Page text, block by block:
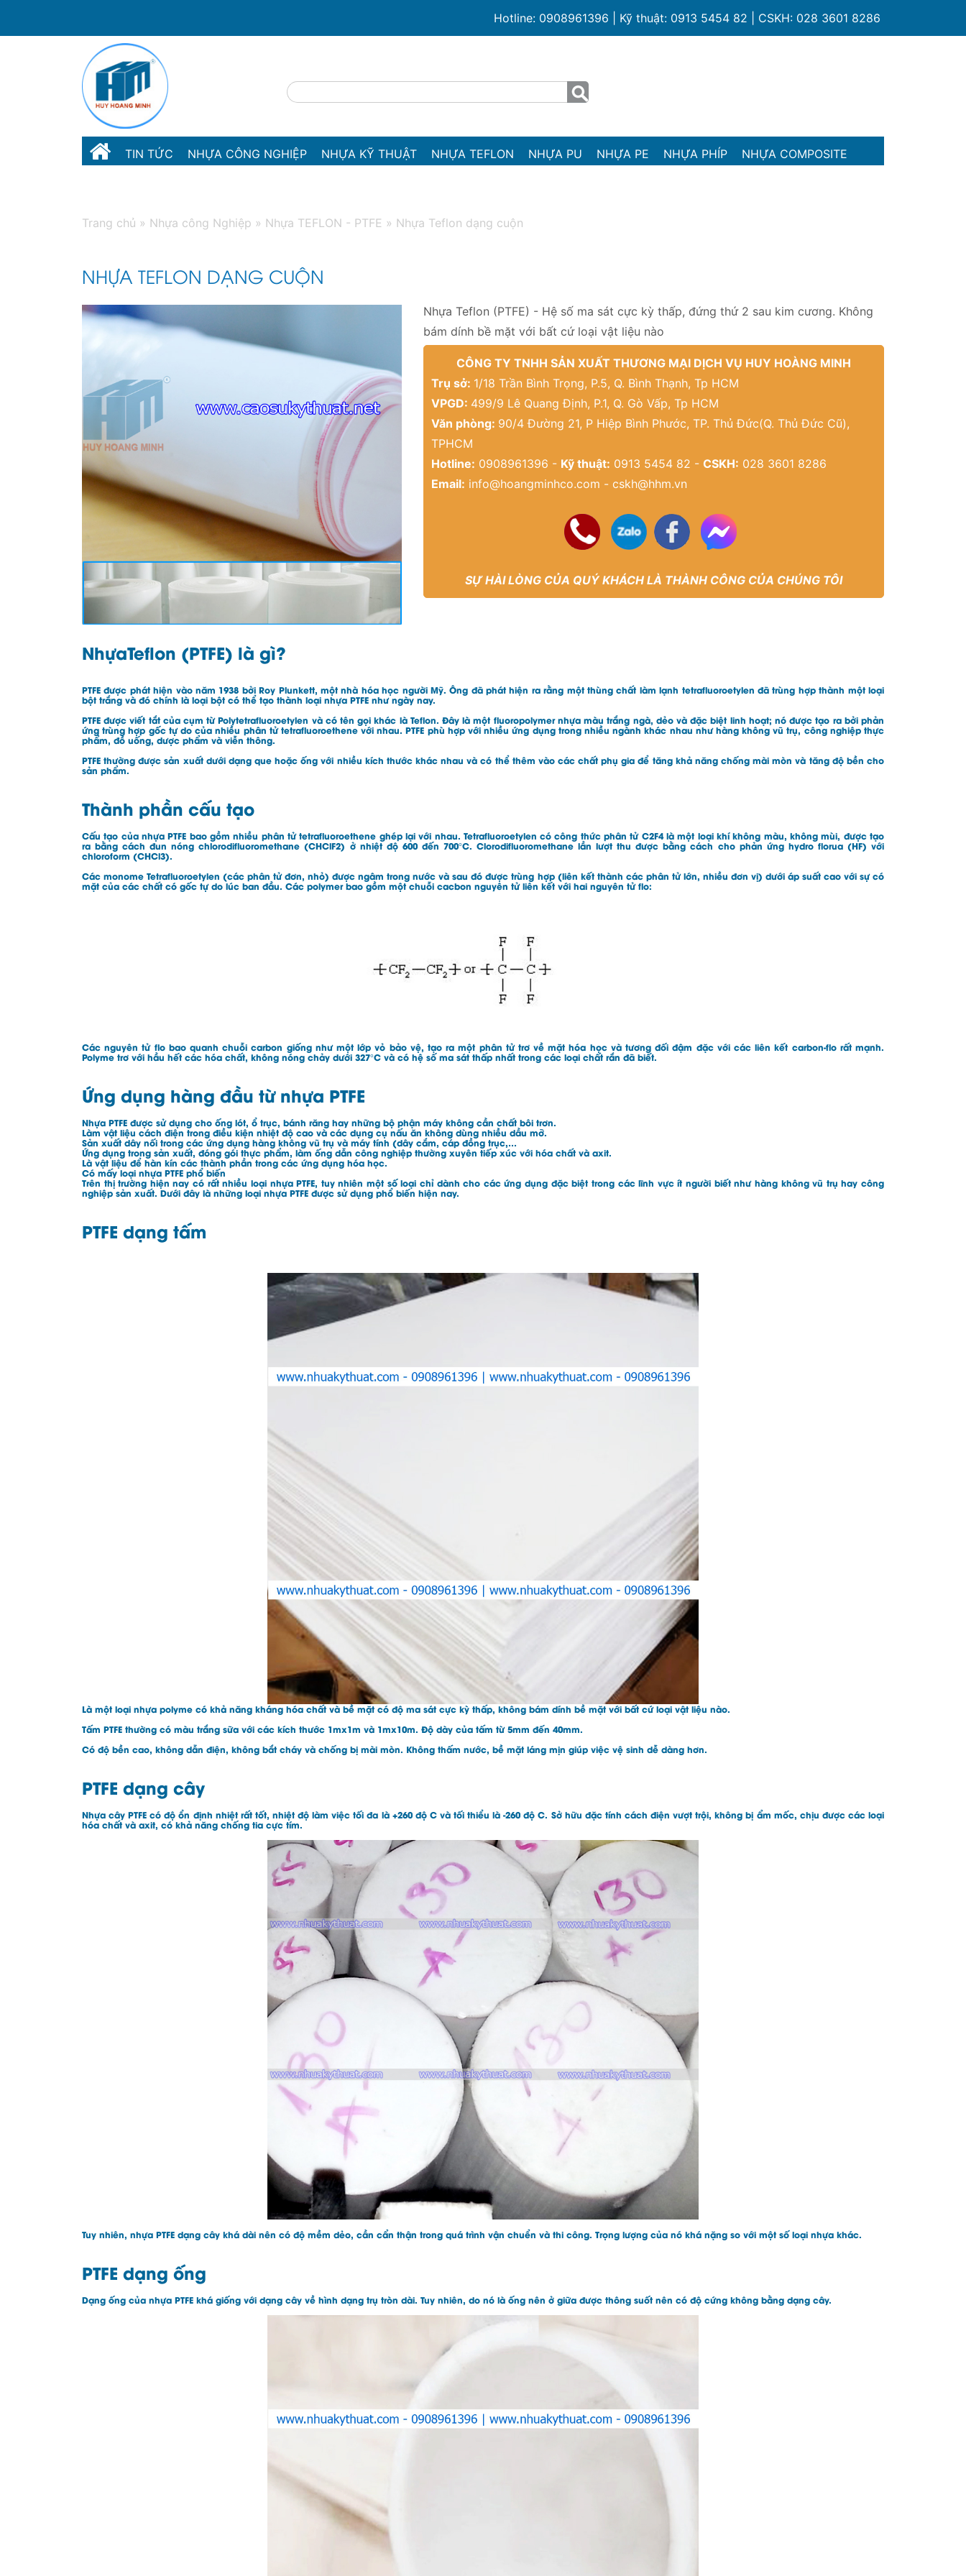
Hotline: 0908961396 | Kỹ thuật: 0913 5454 82 | CSKH: 028 3601 8286
TIN TỨC NHỰA CÔNG NGHIỆP NHỰA KỸ THUẬT NHỰA TEFLON NHỰA PU NHỰA PE NHỰA PHÍP NHỰA COMPOSITE
Trang chủ » Nhựa công Nghiệp » Nhựa TEFLON - PTFE » Nhựa Teflon dạng cuộn
NHỰA TEFLON DẠNG CUỘN
Nhựa Teflon (PTFE) - Hệ số ma sát cực kỳ thấp, đứng thứ 2 sau kim cương. Không
bám dính bề mặt với bất cứ loại vật liệu nào
CÔNG TY TNHH SẢN XUẤT THƯƠNG MẠI DỊCH VỤ HUY HOÀNG MINH
Trụ sở: 1/18 Trần Bình Trọng, P.5, Q. Bình Thạnh, Tp HCM
VPGD: 499/9 Lê Quang Định, P.1, Q. Gò Vấp, Tp HCM
Văn phòng: 90/4 Đường 21, P Hiệp Bình Phước, TP. Thủ Đức(Q. Thủ Đức Cũ),
TPHCM
Hotline: 0908961396 - Kỹ thuật: 0913 5454 82 - CSKH: 028 3601 8286
Email: info@hoangminhco.com - cskh@hhm.vn
SỰ HÀI LÒNG CỦA QUÝ KHÁCH LÀ THÀNH CÔNG CỦA CHÚNG TÔI
NhựaTeflon (PTFE) là gì?
PTFE được phát hiện vào năm 1938 bởi Roy Plunkett, một nhà hóa học người Mỹ. Ông đã phát hiện ra rằng một thùng chất làm lạnh tetrafluoroetylen đã trùng hợp thành một loại
bột trắng và đó chính là loại bột có thể tạo thành loại nhựa PTFE như ngày nay.
PTFE được viết tắt của cụm từ Polytetrafluoroetylen và có tên gọi khác là Teflon. Đây là một fluoropolymer nhựa màu trắng ngà, dẻo và đặc biệt linh hoạt; nó được tạo ra bởi phản
ứng trùng hợp gốc tự do của nhiều phân tử tetrafluoroethene với nhau. PTFE phù hợp với nhiều ứng dụng trong nhiều ngành khác nhau như hàng không vũ trụ, công nghiệp thực
phẩm, đồ uống, dược phẩm và viễn thông.
PTFE thường được sản xuất dưới dạng que hoặc ống với nhiều kích thước khác nhau và có thể thêm vào các chất phụ gia để tăng khả năng chống mài mòn và tăng độ bền cho
sản phẩm.
Thành phần cấu tạo
Cấu tạo của nhựa PTFE bao gồm nhiều phân tử tetrafluoroethene ghép lại với nhau. Tetrafluoroetylen có công thức phân tử C2F4 là một loại khí không màu, không mùi, được tạo
ra bằng cách đun nóng chlorodifluoromethane (CHClF2) ở nhiệt độ 600 đến 700°C. Clorodifluoromethane lần lượt thu được bằng cách cho phản ứng hydro florua (HF) với
chloroform (CHCl3).
Các monome Tetrafluoroetylen (các phân tử đơn, nhỏ) được ngâm trong nước và sau đó được trùng hợp (liên kết thành các phân tử lớn, nhiều đơn vị) dưới áp suất cao với sự có
mặt của các chất có gốc tự do lúc ban đầu. Các polymer bao gồm một chuỗi cacbon nguyên tử liên kết với hai nguyên tử flo:
Các nguyên tử flo bao quanh chuỗi carbon giống như một lớp vỏ bảo vệ, tạo ra một phân tử trơ về mặt hóa học và tương đối đậm đặc với các liên kết carbon-flo rất mạnh.
Polyme trơ với hầu hết các hóa chất, không nóng chảy dưới 327°C và có hệ số ma sát thấp nhất trong các loại chất rắn đã biết.
Ứng dụng hàng đầu từ nhựa PTFE
Nhựa PTFE được sử dụng cho ống lót, ổ trục, bánh răng hay những bộ phận máy không cần chất bôi trơn.
Làm vật liệu cách điện trong điều kiện nhiệt độ cao và các dụng cụ nấu ăn không dùng nhiều dầu mỡ.
Sản xuất dây nối trong các ứng dụng hàng không vũ trụ và máy tính (dây cắm, cáp đồng trục,…
Ứng dụng trong sản xuất, đóng gói thực phẩm, làm ống dẫn công nghiệp thường xuyên tiếp xúc với hóa chất và axit.
Là vật liệu để hàn kín các thành phần trong các ứng dụng hóa học.
Có mấy loại nhựa PTFE phổ biến
Trên thị trường hiện nay có rất nhiều loại nhựa PTFE, tuy nhiên một số loại chỉ dành cho các ứng dụng đặc biệt trong các lĩnh vực ít người biết như hàng không vũ trụ hay công
nghiệp sản xuất. Dưới đây là những loại nhựa PTFE được sử dụng phổ biến hiện nay.
PTFE dạng tấm
Là một loại nhựa polyme có khả năng kháng hóa chất và bề mặt có độ ma sát cực kỳ thấp, không bám dính bề mặt với bất cứ loại vật liệu nào.
Tấm PTFE thường có màu trắng sữa với các kích thước 1mx1m và 1mx10m. Độ dày của tấm từ 5mm đến 40mm.
Có độ bền cao, không dẫn điện, không bắt cháy và chống bị mài mòn. Không thấm nước, bề mặt láng mịn giúp việc vệ sinh dễ dàng hơn.
PTFE dạng cây
Nhựa cây PTFE có độ ổn định nhiệt rất tốt, nhiệt độ làm việc tối đa là +260 độ C và tối thiểu là -260 độ C. Sở hữu đặc tính cách điện vượt trội, không bị ẩm mốc, chịu được các loại
hóa chất và axit, có khả năng chống tia cực tím.
Tuy nhiên, nhựa PTFE dạng cây khá dài nên có độ mềm dẻo, cần cẩn thận trong quá trình vận chuển và thi công. Trọng lượng của nó khá nặng so với một số loại nhựa khác.
PTFE dạng ống
Dạng ống của nhựa PTFE khá giống với dạng cây về hình dạng trụ tròn dài. Tuy nhiên, do nó là ống nên ở giữa được thông suốt nên có độ cứng không bằng dạng cây.